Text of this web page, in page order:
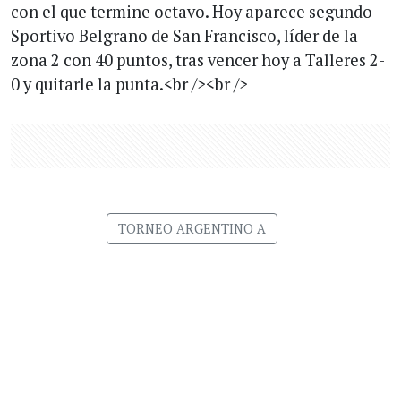
con el que termine octavo. Hoy aparece segundo
Sportivo Belgrano de San Francisco, líder de la
zona 2 con 40 puntos, tras vencer hoy a Talleres 2-
0 y quitarle la punta.<br /><br />
TORNEO ARGENTINO A